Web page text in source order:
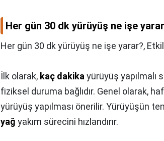
Her gün 30 dk yürüyüş ne işe
Her gün 30 dk yürüyüş ne işe yarar?,
İlk olarak, kaç dakika yürüyüş yapılmalı
fiziksel duruma bağlıdır. Genel olarak,
yürüyüş yapılması önerilir. Yürüyüşün
yağ yakım sürecini hızlandırır.